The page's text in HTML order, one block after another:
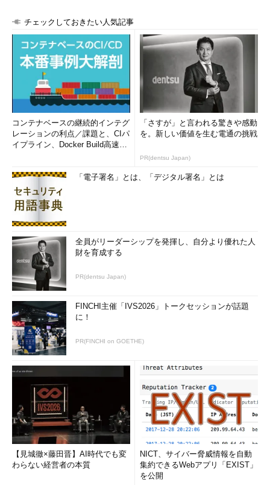
チェックしておきたい人気記事
コンテナベースの継続的インテグ
レーションの利点／課題と、CIパ
イプライン、Docker Build高速化
「さすが」と言われる驚きや感動
を。新しい価値を生む電通の挑戦
PR(dentsu Japan)
「電子署名」とは、「デジタル署名」とは
全員がリーダーシップを発揮し、自分より優れた人
財を育成する
PR(dentsu Japan)
FINCHI主催「IVS2026」トークセッションが話題
に！
PR(FINCHI on GOETHE)
【見城徹×藤田晋】AI時代でも変
わらない経営者の本質
NICT、サイバー脅威情報を自動
集約できるWebアプリ「EXIST」
を公開